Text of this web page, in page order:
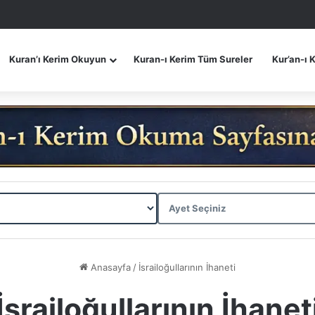
Kuran’ı Kerim Okuyun Kuran-ı Kerim Tüm Sureler Kur’an-ı
Anasayfa / İsrailoğullarının İhaneti